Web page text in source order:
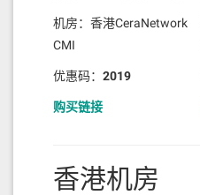
机房：香港CeraNetwork
CMI
优惠码： 2019
购买链接
香港机房